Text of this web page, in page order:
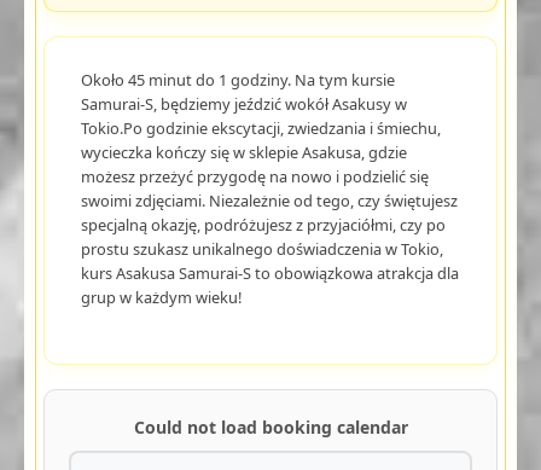
Około 45 minut do 1 godziny. Na tym kursie
Samurai-S, będziemy jeździć wokół Asakusy w
Tokio.Po godzinie ekscytacji, zwiedzania i śmiechu,
wycieczka kończy się w sklepie Asakusa, gdzie
możesz przeżyć przygodę na nowo i podzielić się
swoimi zdjęciami. Niezależnie od tego, czy świętujesz
specjalną okazję, podróżujesz z przyjaciółmi, czy po
prostu szukasz unikalnego doświadczenia w Tokio,
kurs Asakusa Samurai-S to obowiązkowa atrakcja dla
grup w każdym wieku!
Could not load booking calendar